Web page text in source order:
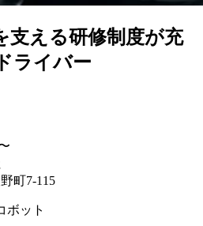
支える研修制度が充
ライバー
町7-115
ボット